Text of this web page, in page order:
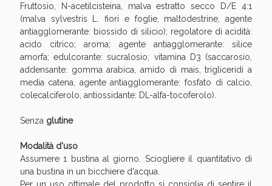
Fruttosio, N-acetilcisteina, malva estratto secco D/E 4:1
(malva sylvestris L. fiori e foglie, maltodestrine, agente
antiagglomerante: biossido di silicio); regolatore di acidità:
acido citrico; aroma; agente antiagglomerante: silice
amorfa; edulcorante: sucralosio; vitamina D3 (saccarosio,
addensante: gomma arabica, amido di mais, trigliceridi a
media catena, agente antiagglomerante: fosfato di calcio,
colecalciferolo, antiossidante: DL-alfa-tocoferolo).
Senza glutine
Modalità d'uso
Assumere 1 bustina al giorno. Sciogliere il quantitativo di
una bustina in un bicchiere d'acqua.
Sconto fino al 55% disponibile oggi!